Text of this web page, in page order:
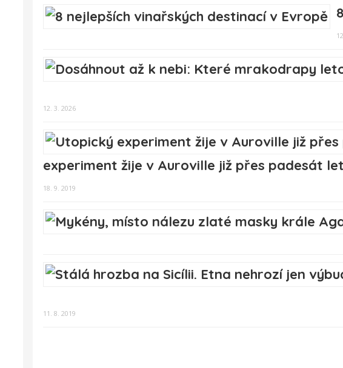
12. 3. 2026
experiment žije v Auroville již přes padesát
18. 9. 2019
11. 8. 2019